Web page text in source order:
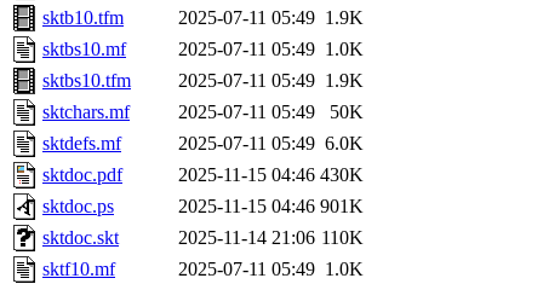
sktb10.tfm
2025-07-11 05:49 1.9K
sktbs10.mf
2025-07-11 05:49 1.0K
sktbs10.tfm
2025-07-11 05:49 1.9K
sktchars.mf
2025-07-11 05:49
50K
sktdefs.mf
2025-07-11 05:49 6.0K
sktdoc.pdf
2025-11-15 04:46 430K
sktdoc.ps
2025-11-15 04:46 901K
sktdoc.skt
2025-11-14 21:06 110K
sktf10.mf
2025-07-11 05:49 1.0K